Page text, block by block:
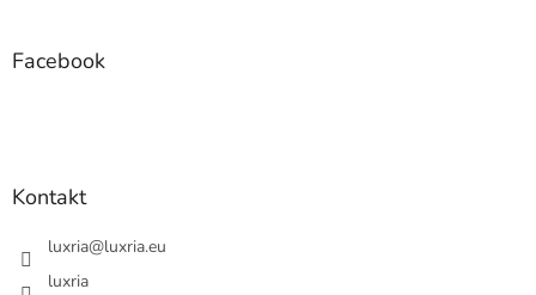
Facebook
Kontakt
luxria@luxria.eu
luxria